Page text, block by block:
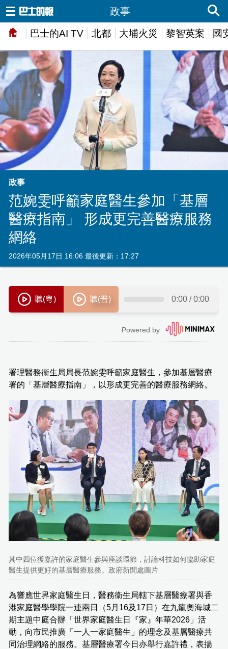
巴士的AI TV 北都 大埔火災 黎智英案 國
政事
政事
范婉雯呼籲家庭醫生參加「基層
醫療指南」 形成更完善醫療服務
網絡
2026年05月17日 16:06 最後更新：17:27
署理醫務衞生局局長范婉雯呼籲家庭醫生，參加基層醫療
署的「基層醫療指南」，以形成更完善的醫療服務網絡。
其中四位獲嘉許的家庭醫生參與座談環節，討論科技如何協助家庭
醫生提供更好的基層醫療服務。政府新聞處圖片
為響應世界家庭醫生日，醫務衞生局轄下基層醫療署與香
港家庭醫學學院一連兩日（5月16及17日）在九龍奧海城二
期主題中庭合辦「世界家庭醫生日『家』年華2026」活
動，向市民推廣「一人一家庭醫生」的理念及基層醫療共
同治理網絡的服務。基層醫療署今日亦舉行嘉許禮，表揚